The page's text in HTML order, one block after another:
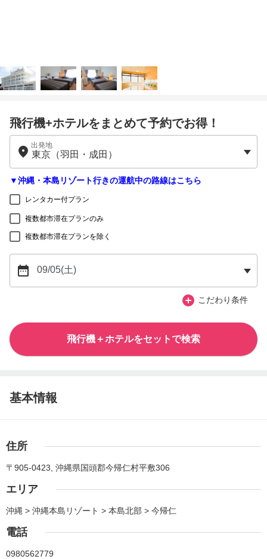
飛行機+ホテルをまとめて予約でお得！
出発地
▼沖縄・本島リゾート行きの運航中の路線はこちら
レンタカー付プラン
複数都市滞在プランのみ
複数都市滞在プランを除く
こだわり条件
飛行機＋ホテルをセットで検索
基本情報
住所
〒905-0423, 沖縄県国頭郡今帰仁村平敷306
エリア
沖縄 > 沖縄本島リゾート > 本島北部 > 今帰仁
電話
0980562779